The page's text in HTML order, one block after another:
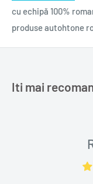
cu echipă 100%
produse autohtone
Iti mai